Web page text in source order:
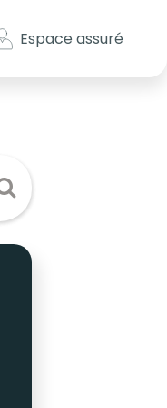
Espace assuré